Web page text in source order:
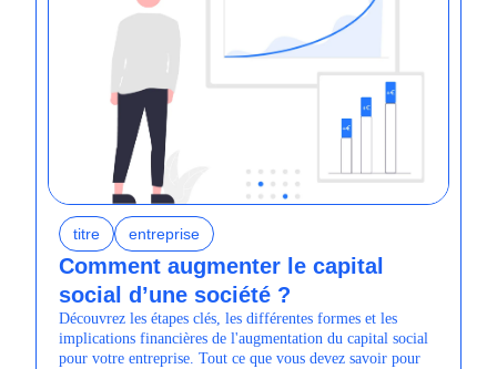
titre entreprise
Comment augmenter le capital
social d’une société ?
Découvrez les étapes clés, les différentes formes et les
implications financières de l'augmentation du capital social
pour votre entreprise. Tout ce que vous devez savoir pour